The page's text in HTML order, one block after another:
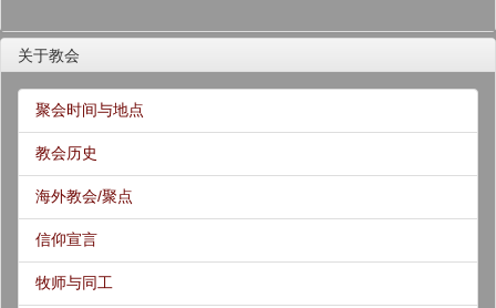
关于教会
聚会时间与地点
教会历史
海外教会/聚点
信仰宣言
牧师与同工